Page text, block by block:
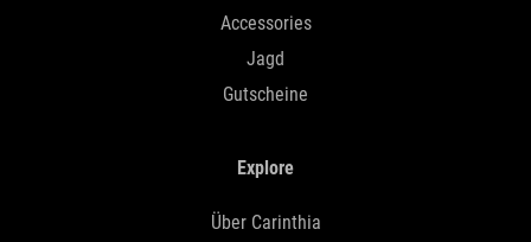
Accessories
Jagd
Gutscheine
Explore
Über Carinthia